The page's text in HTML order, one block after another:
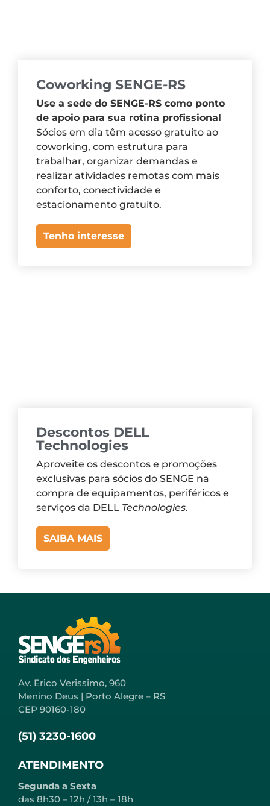
Coworking SENGE-RS
Use a sede do SENGE-RS como ponto
de apoio para sua rotina profissional
Sócios em dia têm acesso gratuito ao
coworking, com estrutura para
trabalhar, organizar demandas e
realizar atividades remotas com mais
conforto, conectividade e
estacionamento gratuito.
Tenho interesse
Descontos DELL
Technologies
Aproveite os descontos e promoções
exclusivas para sócios do SENGE na
compra de equipamentos, periféricos e
serviços da DELL Technologies.
SAIBA MAIS
Av. Erico Verissimo, 960
Menino Deus | Porto Alegre – RS
CEP 90160-180
(51) 3230-1600
ATENDIMENTO
Segunda a Sexta
das 8h30 – 12h / 13h – 18h